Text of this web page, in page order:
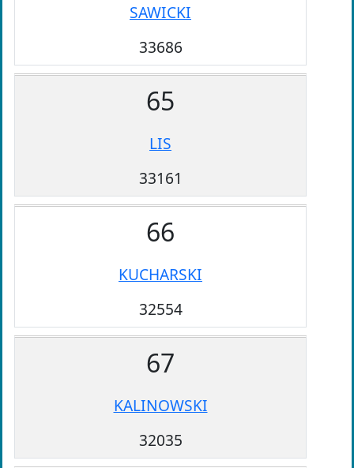
SAWICKI
33686
65
LIS
33161
66
KUCHARSKI
32554
67
KALINOWSKI
32035